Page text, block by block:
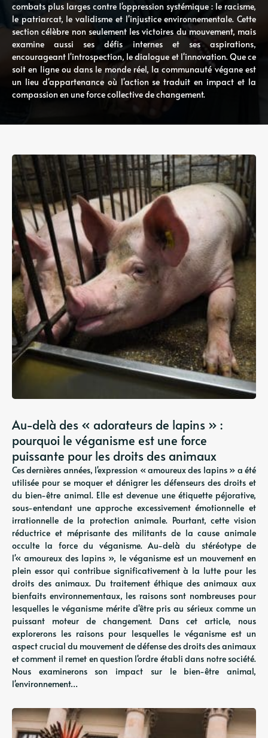
combats plus larges contre l'oppression systémique : le racisme,
le patriarcat, le validisme et l'injustice environnementale. Cette
section célèbre non seulement les victoires du mouvement, mais
examine aussi ses défis internes et ses aspirations,
encourageant l'introspection, le dialogue et l'innovation. Que ce
soit en ligne ou dans le monde réel, la communauté végane est
un lieu d'appartenance où l'action se traduit en impact et la
compassion en une force collective de changement.
Au-delà des « adorateurs de lapins » :
pourquoi le véganisme est une force
puissante pour les droits des animaux
Ces dernières années, l'expression « amoureux des lapins » a été
utilisée pour se moquer et dénigrer les défenseurs des droits et
du bien-être animal. Elle est devenue une étiquette péjorative,
sous-entendant une approche excessivement émotionnelle et
irrationnelle de la protection animale. Pourtant, cette vision
réductrice et méprisante des militants de la cause animale
occulte la force du véganisme. Au-delà du stéréotype de
l'« amoureux des lapins », le véganisme est un mouvement en
plein essor qui contribue significativement à la lutte pour les
droits des animaux. Du traitement éthique des animaux aux
bienfaits environnementaux, les raisons sont nombreuses pour
lesquelles le véganisme mérite d'être pris au sérieux comme un
puissant moteur de changement. Dans cet article, nous
explorerons les raisons pour lesquelles le véganisme est un
aspect crucial du mouvement de défense des droits des animaux
et comment il remet en question l'ordre établi dans notre société.
Nous examinerons son impact sur le bien-être animal,
l'environnement…